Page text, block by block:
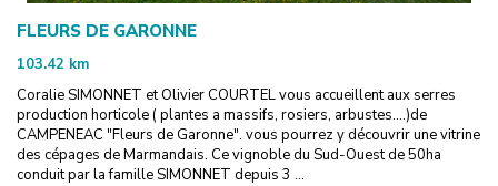
FLEURS DE GARONNE
103.42 km
Coralie SIMONNET et Olivier COURTEL vous accueillent aux serres
production horticole ( plantes a massifs, rosiers, arbustes....)de
CAMPENEAC "Fleurs de Garonne". vous pourrez y découvrir une vitrine
des cépages de Marmandais. Ce vignoble du Sud-Ouest de 50ha
conduit par la famille SIMONNET depuis 3 ...